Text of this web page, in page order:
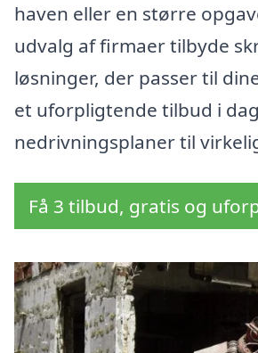
haven eller en større
udvalg af firmaer tilbyde
løsninger, der passer til
et uforpligtende tilbud i
nedrivningsplaner til
Få 3 tilbud, gratis og